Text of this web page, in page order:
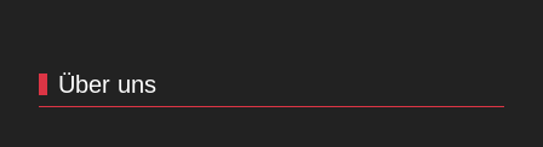
Über uns